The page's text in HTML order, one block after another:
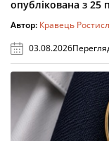
опублікована з 25
Автор: Кравець
03.08.2026